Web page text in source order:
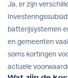
Ja, er zijn
batterijsystemen
en gemeenten
soms kortingen
actuele